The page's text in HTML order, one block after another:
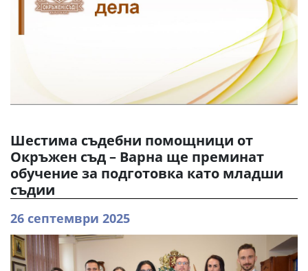
Шестима съдебни помощници от
Окръжен съд – Варна ще преминат
обучение за подготовка като младши
съдии
26 септември 2025